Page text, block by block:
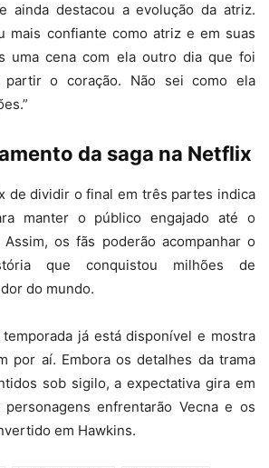
ainda destacou a evolução da atriz.
mais confiante como atriz e em suas
uma cena com ela outro dia que foi
partir o coração. Não sei como ela
da saga na Netflix
de dividir o final em três partes indica
manter o público engajado até o
os fãs poderão acompanhar o
que conquistou milhões de
do mundo.
já está disponível e mostra
por aí. Embora os detalhes da trama
sob sigilo, a expectativa gira em
enfrentarão Vecna e os
em Hawkins.